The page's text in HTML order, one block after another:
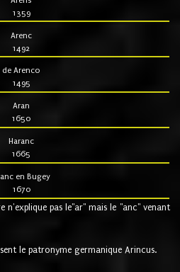
1359
Arenc
1492
de Arenco
1495
Aran
1650
Haranc
1665
en Bugey
1670
n'explique pas le"ar" mais le "anc" venant
le patronyme germanique Arincus.